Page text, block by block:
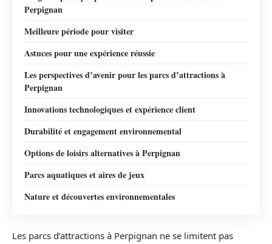
Perpignan
Meilleure période pour visiter
Astuces pour une expérience réussie
Les perspectives d’avenir pour les parcs d’attractions à
Perpignan
Innovations technologiques et expérience client
Durabilité et engagement environnemental
Options de loisirs alternatives à Perpignan
Parcs aquatiques et aires de jeux
Nature et découvertes environnementales
Les parcs d’attractions à Perpignan ne se limitent pas